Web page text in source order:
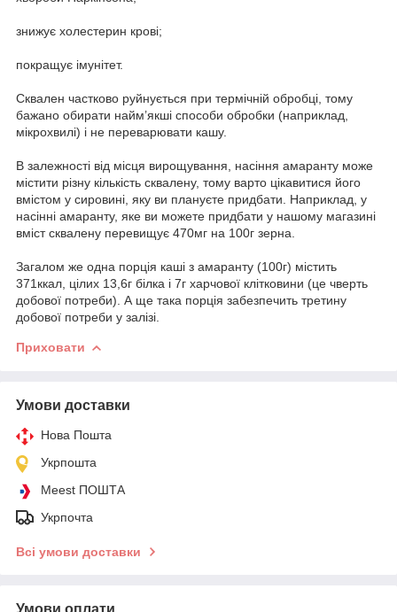
знижує холестерин крові;
покращує імунітет.
Сквален частково руйнується при термічній обробці, тому
бажано обирати найм’якші способи обробки (наприклад,
мікрохвилі) і не переварювати кашу.
В залежності від місця вирощування, насіння амаранту може
містити різну кількість сквалену, тому варто цікавитися його
вмістом у сировині, яку ви плануєте придбати. Наприклад, у
насінні амаранту, яке ви можете придбати у нашому магазині
вміст сквалену перевищує 470мг на 100г зерна.
Загалом же одна порція каші з амаранту (100г) містить
371ккал, цілих 13,6г білка і 7г харчової клітковини (це чверть
добової потреби). А ще така порція забезпечить третину
добової потреби у залізі.
Приховати
Умови доставки
Нова Пошта
Укрпошта
Meest ПОШТА
Укрпочта
Всі умови доставки
Умови оплати